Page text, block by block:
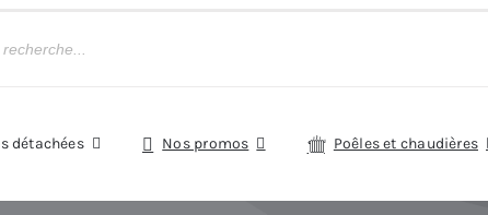
détachées Nos promos Poêles et chaudières